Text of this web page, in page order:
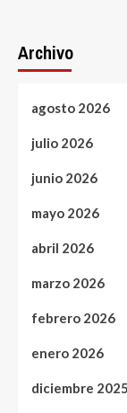
Archivo
agosto 2026
julio 2026
junio 2026
mayo 2026
abril 2026
marzo 2026
febrero 2026
enero 2026
diciembre 2025